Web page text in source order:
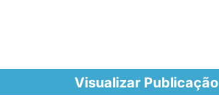
Visualizar Publicação